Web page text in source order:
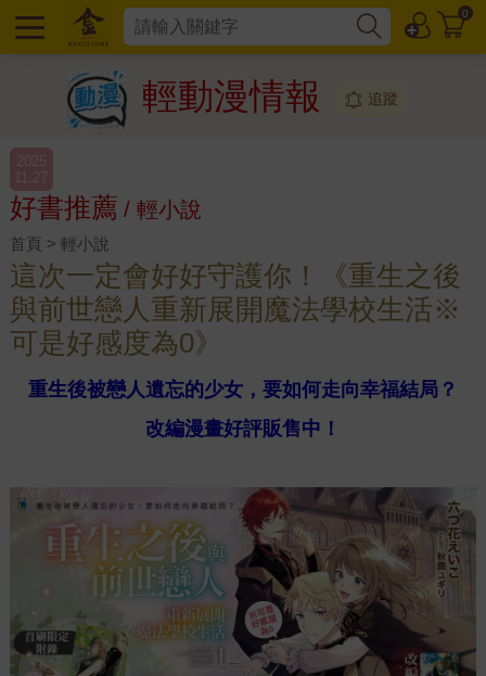
0
輕動漫情報 追蹤
2025
11.27
好書推薦 / 輕小說
首頁 > 輕小說
這次一定會好好守護你！《重生之後
與前世戀人重新展開魔法學校生活※
可是好感度為0》
重生後被戀人遺忘的少女，要如何走向幸福結局？
改編漫畫好評販售中！